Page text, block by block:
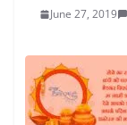
June 27, 2019